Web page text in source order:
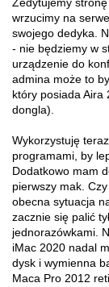
wrzucimy na
swojego dedyka.
- nie będziemy w
urządzenie do
admina może to
który posiada Aira
dongla).
Wykorzystuję
programami, by
Dodatkowo mam
pierwszy mak.
obecna sytuacja
zacznie się palić
jednorazówkami.
iMac 2020 nadal
dysk i wymienna
Maca Pro 2012